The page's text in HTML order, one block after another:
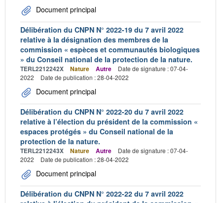
Document principal
Délibération du CNPN N° 2022-19 du 7 avril 2022
relative à la désignation des membres de la
commission « espèces et communautés biologiques
» du Conseil national de la protection de la nature.
TERL2212242X Nature Autre
Date de signature : 07-04-
2022
Date de publication : 28-04-2022
Document principal
Délibération du CNPN N° 2022-20 du 7 avril 2022
relative à l’élection du président de la commission «
espaces protégés » du Conseil national de la
protection de la nature.
TERL2212243X Nature Autre
Date de signature : 07-04-
2022
Date de publication : 28-04-2022
Document principal
Délibération du CNPN N° 2022-22 du 7 avril 2022